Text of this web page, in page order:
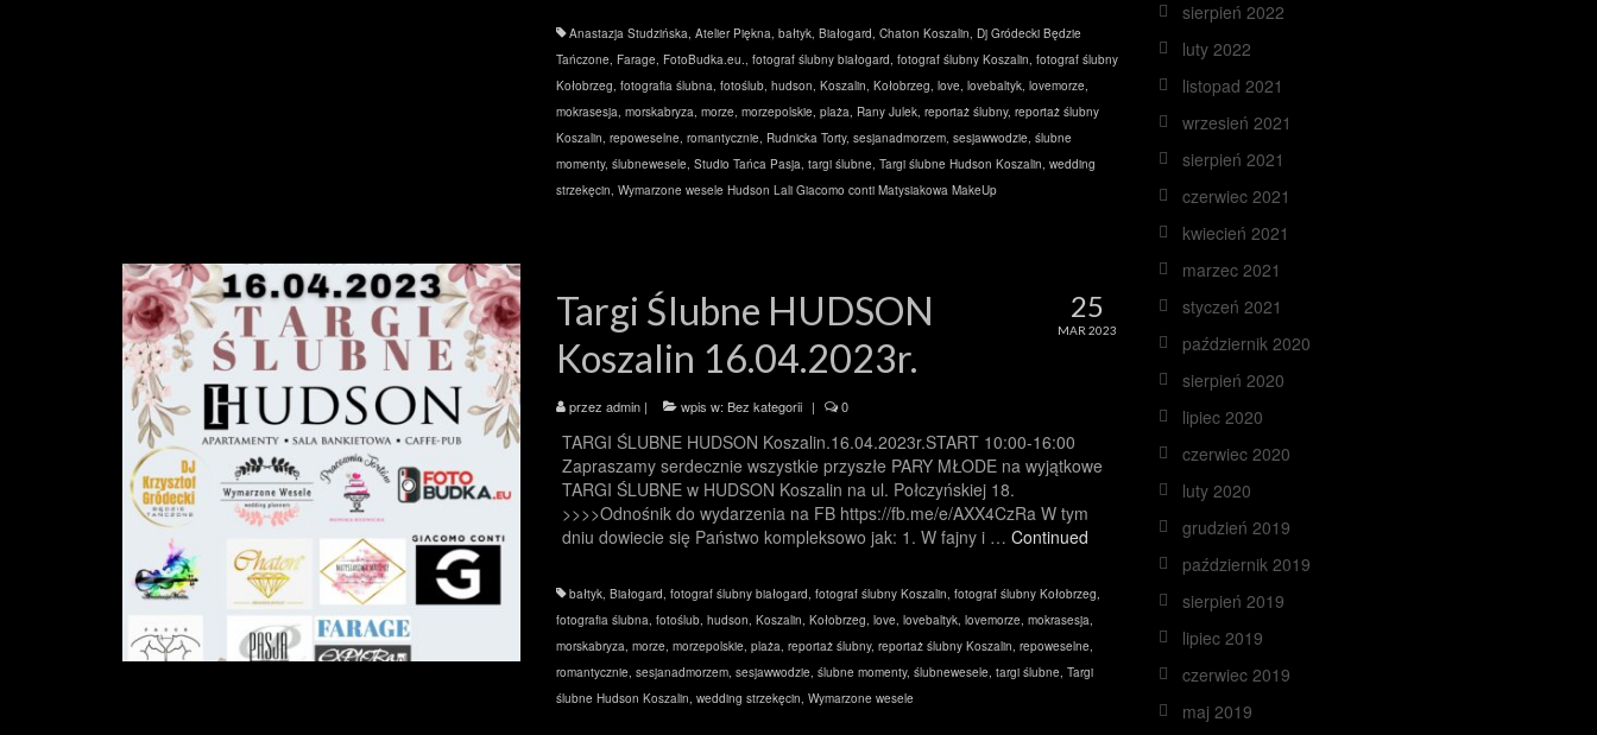
Anastazja Studzińska Atelier Piękna bałtyk, Białogard Chaton Koszalin Dj Gródecki Będzie
Tańczone Farage FotoBudka.eu. fotograf ślubny białogard fotograf ślubny Koszalin fotograf ślubny
Kołobrzeg fotografia ślubna fotoślub, hudson Koszalin Kołobrzeg love lovebaltyk, lovemorze
mokrasesja morskabryza morze morzepolskie plaża Rany Julek, reportaż ślubny, reportaż ślubny
Koszalin repoweselne romantycznie Rudnicka Torty, sesjanadmorzem, sesjawwodzie ślubne
momenty, ślubnewesele Studio Tańca Pasja targi ślubne Targi ślubne Hudson Koszalin wedding
strzekęcin Wymarzone wesele Hudson Lali Giacomo conti Matysiakowa MakeUp
25
MAR 2023
Targi Ślubne HUDSON
Koszalin 16.04.2023r.
przez admin| wpis w: Bez kategorii | 0
TARGI ŚLUBNE HUDSON Koszalin.16.04.2023r.START 10:00-16:00
Zapraszamy serdecznie wszystkie przyszłe PARY MŁODE na wyjątkowe
TARGI ŚLUBNE w HUDSON Koszalin na ul. Połczyńskiej 18.
>>>>Odnośnik do wydarzenia na FB https://fb.me/e/AXX4CzRa W tym
dniu dowiecie się Państwo kompleksowo jak: 1. W fajny i … Continued
bałtyk, Białogard fotograf ślubny białogard fotograf ślubny Koszalin fotograf ślubny Kołobrzeg
fotografia ślubna fotoślub, hudson Koszalin Kołobrzeg love lovebaltyk, lovemorze mokrasesja
morskabryza morze morzepolskie plaża reportaż ślubny, reportaż ślubny Koszalin repoweselne
romantycznie sesjanadmorzem, sesjawwodzie ślubne momenty, ślubnewesele targi ślubne Targi
ślubne Hudson Koszalin wedding strzekęcin Wymarzone wesele
sierpień 2022
luty 2022
listopad 2021
wrzesień 2021
sierpień 2021
czerwiec 2021
kwiecień 2021
marzec 2021
styczeń 2021
październik 2020
sierpień 2020
lipiec 2020
czerwiec 2020
luty 2020
grudzień 2019
październik 2019
sierpień 2019
lipiec 2019
czerwiec 2019
maj 2019